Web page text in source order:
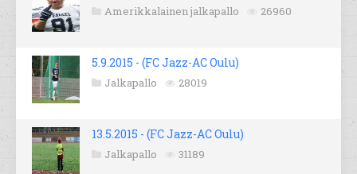
Amerikkalainen jalkapallo 26960
5.9.2015 - (FC Jazz-AC Oulu)
Jalkapallo 28019
13.5.2015 - (FC Jazz-AC Oulu)
Jalkapallo 31189